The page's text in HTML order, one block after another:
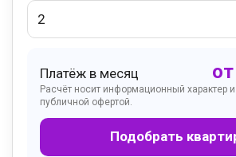
Платёж в месяц от
Расчёт носит информационный характер
публичной офертой.
Подобрать